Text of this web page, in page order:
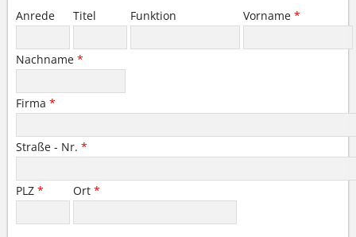
Anrede Titel Funktion Vorname *
Nachname *
Firma *
Straße - Nr. *
PLZ * Ort *